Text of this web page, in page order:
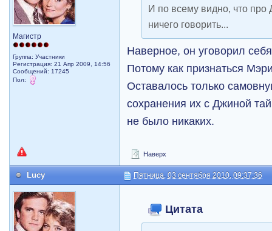
Магистр
Группа: Участники
Регистрация: 21 Апр 2009, 14:56
Сообщений: 17245
Пол:
И по всему видно, что про
ничего говорить...
Наверное, он уговорил
Потому как признаться
Оставалось только
сохранения их с Джиной
не было никаких.
Наверх
Lucy Пятница, 03 сентября 2010, 09:37:36
Цитата